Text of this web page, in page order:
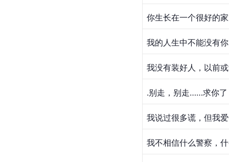
你生长在一个很好的
我的人生中不能没有
我没有装好人，以前
.别走，别走……求你了
我说过很多谎，但我
我不相信什么警察，